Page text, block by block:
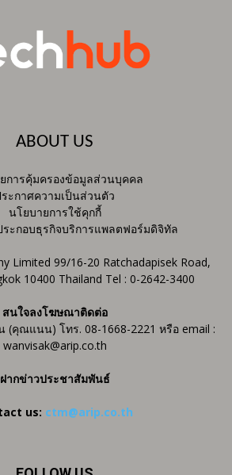
ABOUT US
การคุ้มครองข้อมูลส่วนบุคคล
ะกาศความเป็นส่วนตัว
นโยบายการใช้คุกกี้
ระกอบธุรกิจบริการแพลตฟอร์มดิจิทัล
Limited 99/16-20 Ratchadapisek Road,
10400 Thailand Tel : 0-2642-3400
สนใจลงโฆษณาติดต่อ
คุณแนน) โทร. 08-1668-2221 หรือ email :
wanvisak@arip.co.th
ฝากข่าวประชาสัมพันธ์
us: ctm@arip.co.th